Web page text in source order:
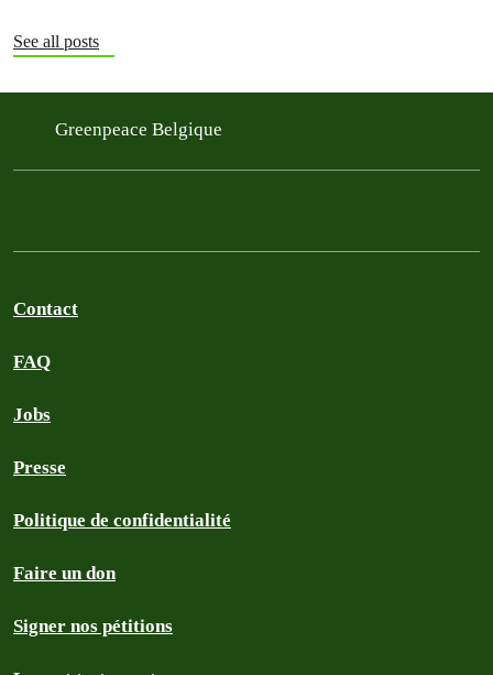
See all posts
Greenpeace Belgique
Contact
FAQ
Jobs
Presse
Politique de confidentialité
Faire un don
Signer nos pétitions